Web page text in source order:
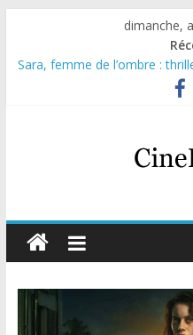
dimanche,
Sara, femme de l’ombre :
Journal d’une fille larguée :
Aema : mini-série sur le
Glass Heart : excellente série
Olympo, saison 1 : nouvelle